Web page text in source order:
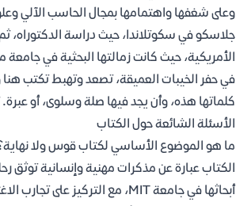
وعلى شغفها واهتمامها بمجال الحاسب الآلي
جلاسكو في سكوتلاندا، حيث دراسة الدكتوراه،
في حفر الخيبات العميقة، تصعد وتهبط تكتب
كلماتها هذه، وأن يجد فيها صلة وسلوى، أو
الأسئلة الشائعة حول الكتاب
ما هو الموضوع الأساسي لكتاب قوس ولا
الكتاب عبارة عن مذكرات مهنية وإنسانية توثق
أبحاثها في جامعة MIT، مع التركيز على تجارب الاغتراب والنجاح.